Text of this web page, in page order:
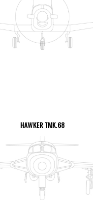
VOIR LA PAGE
HAWKER TMK.68
VOIR LA PAGE